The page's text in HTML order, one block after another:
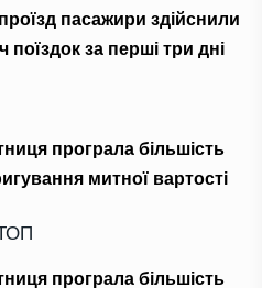
пасажири здійснили
поїздок за перші три дні
програла більшість
митної вартості
програла більшість